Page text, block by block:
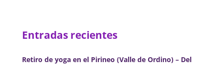
Entradas recientes
Retiro de yoga en el Pirineo (Valle de Ordino) – Del